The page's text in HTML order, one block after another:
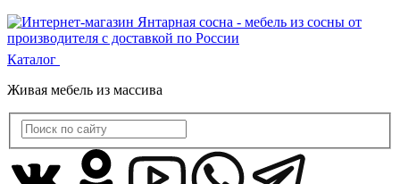
Каталог
Живая мебель из массива